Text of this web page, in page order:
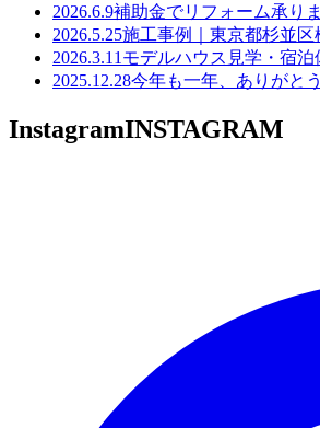
2026.6.9補助金でリフォーム承り
2026.5.25施工事例｜東京都杉並区
2026.3.11 モデルハウス見学・宿泊
2025.12.28今年も一年、ありがと
InstagramINSTAGRAM